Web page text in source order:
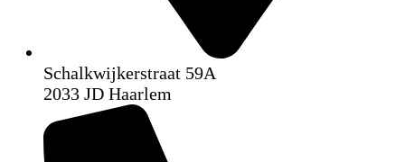
Schalkwijkerstraat 59A
2033 JD Haarlem